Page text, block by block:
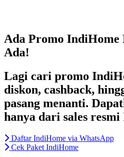
Ada Promo IndiHome
Ada!
Lagi cari promo
diskon, cashback,
pasang menanti.
hanya dari sales
Daftar IndiHome via WhatsApp
Cek Paket IndiHome